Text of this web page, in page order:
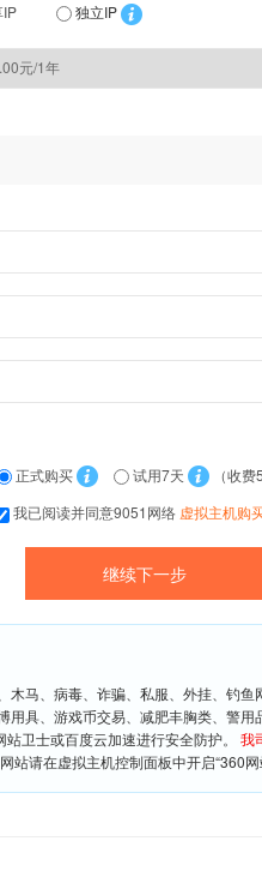
IP 独立IP
正式购买 试用7天
（收费
我已阅读并同意9051网络 虚拟主机购
木马、病毒、诈骗、私服、外挂、钓
用具、游戏币交易、减肥丰胸类、警
卫士或百度云加速进行安全防护。 我
站请在虚拟主机控制面板中开启“360